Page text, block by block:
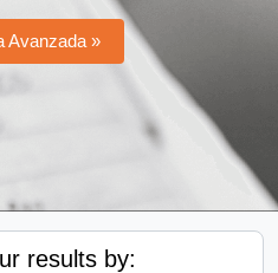
Avanzada »
results by: